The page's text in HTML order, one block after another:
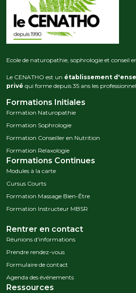
Ecole de naturopathie, sophrologie et conseil
Le CENATHO est un établissement
privé qui forme depuis 35 ans les
Formations Initiales
Formation Naturopathie
Formation Sophrologie
Formation Conseiller en Nutrition
Formation Relaxologie
Formations Continues
Modules à la carte
Cursus Courts
Formation Massage Bien-Être
Formation Instructeur MBSR
Rentrer en contact
Réunions d'informations
Prendre rendez-vous
Formulaire de contact
Agenda des événements
Ressources